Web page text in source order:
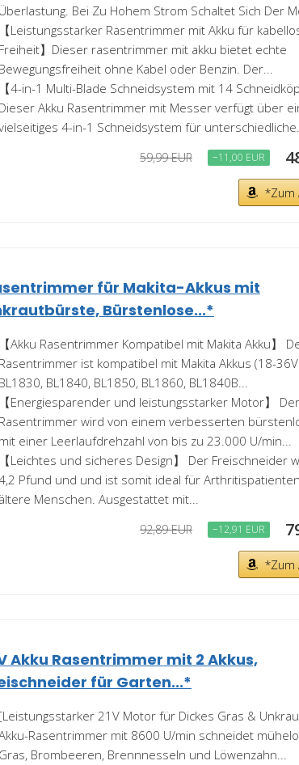
Überlastung. Bei Zu Hohem Strom Schaltet Sich Der
【Leistungsstarker Rasentrimmer mit Akku für
Freiheit】Dieser rasentrimmer mit akku bietet echte
Bewegungsfreiheit ohne Kabel oder Benzin. Der...
【4-in-1 Multi-Blade Schneidsystem mit 14
Dieser Akku Rasentrimmer mit Messer verfügt über
4-in-1 Schneidsystem für unterschiedliche...
59,99 EUR −11,00 EUR
*Zum
für Makita-Akkus mit
Bürstenlose...*
【Akku Rasentrimmer Kompatibel mit Makita Akku】
Rasentrimmer ist kompatibel mit Makita Akkus (18-
BL1830, BL1840, BL1850, BL1860, BL1840B...
【Energiesparender und leistungsstarker Motor】
Rasentrimmer wird von einem verbesserten
mit einer Leerlaufdrehzahl von bis zu 23.000 U/min...
【Leichtes und sicheres Design】 Der Freischneider
Pfund und und ist somit ideal für
ältere Menschen. Ausgestattet mit...
92,89 EUR −12,91 EUR
*Zum
Akku Rasentrimmer mit 2 Akkus,
für Garten...*
[Leistungsstarker 21V Motor für Dickes Gras &
Rasentrimmer mit 8600 U/min schneidet
Gras, Brombeeren, Brennnesseln und Löwenzahn...